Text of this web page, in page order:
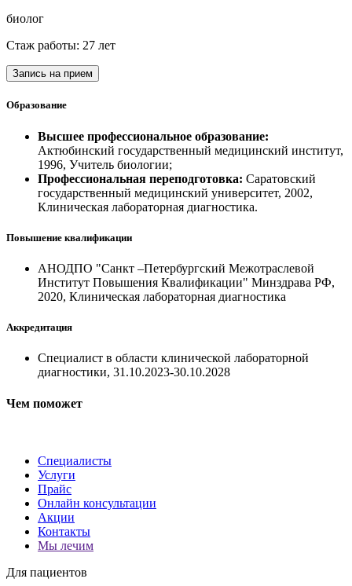
биолог
Стаж работы: 27 лет
Запись на прием
Образование
Высшее профессиональное образование:
Актюбинский государственный медицинский институт,
1996, Учитель биологии;
Профессиональная переподготовка: Саратовский
государственный медицинский университет, 2002,
Клиническая лабораторная диагностика.
Повышение квалификации
АНОДПО "Санкт –Петербургский Межотраслевой
Институт Повышения Квалификации" Минздрава РФ,
2020, Клиническая лабораторная диагностика
Аккредитация
Специалист в области клинической лабораторной
диагностики, 31.10.2023-30.10.2028
Чем поможет
Специалисты
Услуги
Прайс
Онлайн консультации
Акции
Контакты
Мы лечим
Для пациентов